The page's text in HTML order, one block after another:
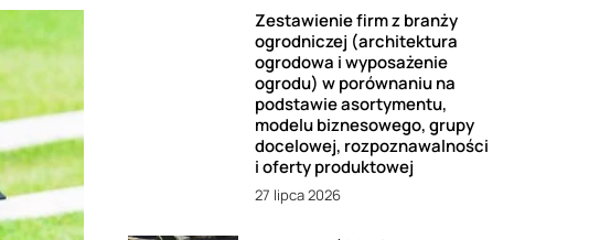
Zestawienie firm z branży
ogrodniczej (architektura
ogrodowa i wyposażenie
ogrodu) w porównaniu na
podstawie asortymentu,
modelu biznesowego, grupy
docelowej, rozpoznawalności
i oferty produktowej
27 lipca 2026